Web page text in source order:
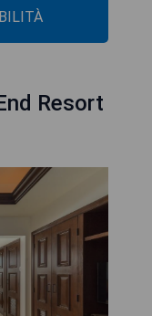
Resort